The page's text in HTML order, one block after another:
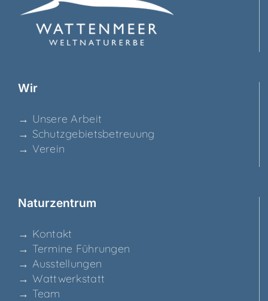
Wir
→ Unse­re Arbeit
→ Schutz­ge­biets­be­treu­ung
→ Ver­ein
Natur­zen­trum
→ Kon­takt
→ Ter­mi­ne Führungen
→ Aus­stel­lun­gen
→ Watt­werk­statt
→ Team